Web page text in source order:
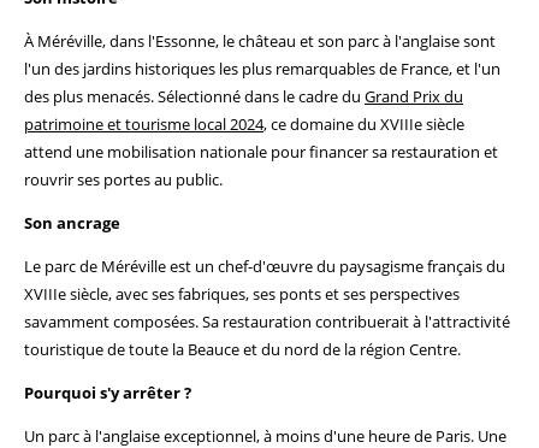
À Méréville, dans l'Essonne, le château et son parc à l'anglaise sont
l'un des jardins historiques les plus remarquables de France, et l'un
des plus menacés. Sélectionné dans le cadre du Grand Prix du
patrimoine et tourisme local 2024, ce domaine du XVIIIe siècle
attend une mobilisation nationale pour financer sa restauration et
rouvrir ses portes au public.
Son ancrage
Le parc de Méréville est un chef-d'œuvre du paysagisme français du
XVIIIe siècle, avec ses fabriques, ses ponts et ses perspectives
savamment composées. Sa restauration contribuerait à l'attractivité
touristique de toute la Beauce et du nord de la région Centre.
Pourquoi s'y arrêter ?
Un parc à l'anglaise exceptionnel, à moins d'une heure de Paris. Une